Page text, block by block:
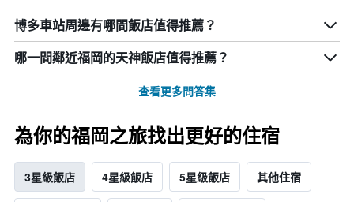
博多車站周邊有哪間飯店值得推薦？
哪一間鄰近福岡的天神飯店值得推薦？
查看更多問答集
為你的福岡之旅找出更好的住宿
3星級飯店 4星級飯店 5星級飯店 其他住宿